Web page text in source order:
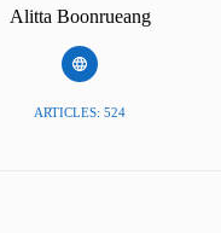
Alitta Boonrueang
ARTICLES: 524